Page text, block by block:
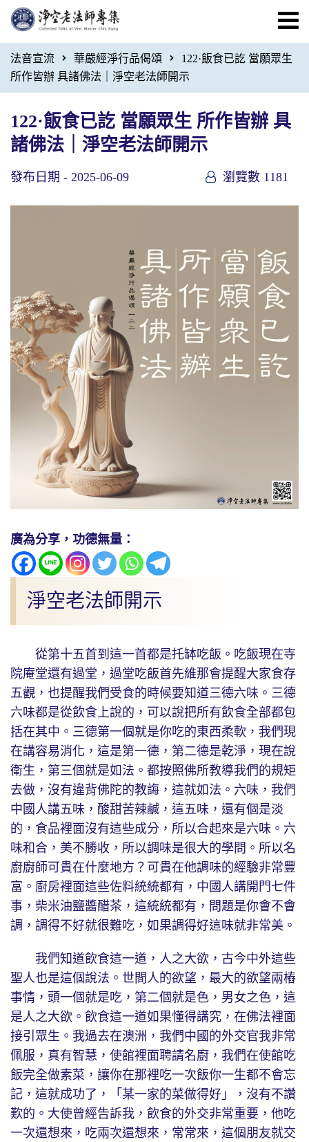
法音宣流 華嚴經淨行品偈頌
122·飯食已訖 當願眾生
所作皆辦 具諸佛法｜淨空老法師開示
122·飯食已訖 當願眾生 所作皆辦 具
諸佛法｜淨空老法師開示
發布日期 - 2025-06-09 瀏覽數 1181
廣為分享，功德無量：
淨空老法師開示
從第十五首到這一首都是托缽吃飯。吃飯現在寺
院庵堂還有過堂，過堂吃飯首先維那會提醒大家食存
五觀，也提醒我們受食的時候要知道三德六味。三德
六味都是從飲食上說的，可以說把所有飲食全部都包
括在其中。三德第一個就是你吃的東西柔軟，我們現
在講容易消化，這是第一德，第二德是乾淨，現在說
衛生，第三個就是如法。都按照佛所教導我們的規矩
去做，沒有違背佛陀的教誨，這就如法。六味，我們
中國人講五味，酸甜苦辣鹹，這五味，還有個是淡
的，食品裡面沒有這些成分，所以合起來是六味。六
味和合，美不勝收，所以調味是很大的學問。所以名
廚廚師可貴在什麼地方？可貴在他調味的經驗非常豐
富。廚房裡面這些佐料統統都有，中國人講開門七件
事，柴米油鹽醬醋茶，這統統都有，問題是你會不會
調，調得不好就很難吃，如果調得好這味就非常美。
我們知道飲食這一道，人之大欲，古今中外這些
聖人也是這個說法。世間人的欲望，最大的欲望兩樁
事情，頭一個就是吃，第二個就是色，男女之色，這
是人之大欲。飲食這一道如果懂得講究，在佛法裡面
接引眾生。我過去在澳洲，我們中國的外交官我非常
佩服，真有智慧，使館裡面聘請名廚，我們在使館吃
飯完全做素菜，讓你在那裡吃一次飯你一生都不會忘
記，這就成功了，「某一家的菜做得好」，沒有不讚
歎的。大使曾經告訴我，飲食的外交非常重要，他吃
一次還想來，吃兩次還想來，常常來，這個朋友就交